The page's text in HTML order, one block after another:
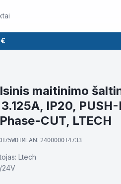
maitinimo
IP20,
CUT, LTECH
EAN: 240000014733
Ltech
24V